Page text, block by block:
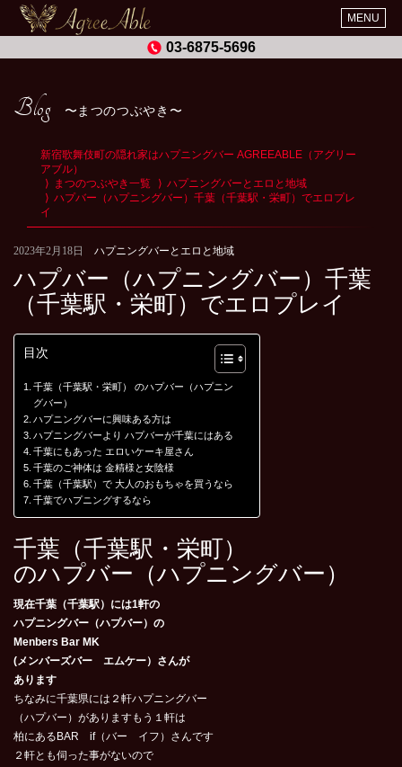
MENU
03-6875-5696
Blog まつのつぶやき
新宿歌舞伎町の隠れ家はハプニングバー AGREEABLE（アグリー
アブル）
まつのつぶやき一覧
ハプニングバーとエロと地域
ハプバー（ハプニングバー）千葉（千葉駅・栄町）でエロプレ
イ
2023年2月18日 ハプニングバーとエロと地域
ハプバー（ハプニングバー）千葉
（千葉駅・栄町）でエロプレイ
目次
千葉（千葉駅・栄町） のハプバー（ハプニン
グバー）
ハプニングバーに興味ある方は
ハプニングバーより ハプバーが千葉にはある
千葉にもあった エロいケーキ屋さん
千葉のご神体は 金精様と女陰様
千葉（千葉駅）で 大人のおもちゃを買うなら
千葉でハプニングするなら
千葉（千葉駅・栄町）
のハプバー（ハプニングバー）
現在千葉（千葉駅）には1軒の
ハプニングバー（ハプバー）の
Menbers Bar MK
(メンバーズバー エムケー）さんが
あります
ちなみに千葉県には２軒ハプニングバー
（ハプバー）がありますもう１軒は
柏にあるBAR if（バー イフ）さんです
２軒とも伺った事がないので